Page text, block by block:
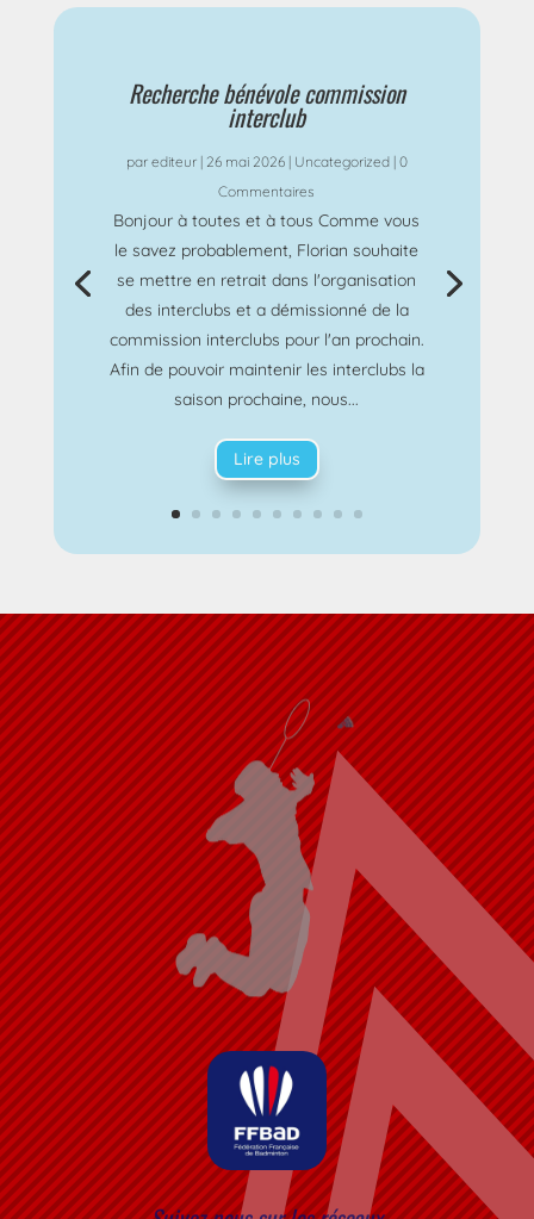
Recherche bénévole commission
interclub
par editeur| 26 mai 2026| Uncategorized| 0
Commentaires
Bonjour à toutes et à tous Comme vous
le savez probablement, Florian souhaite
se mettre en retrait dans l'organisation
des interclubs et a démissionné de la
commission interclubs pour l'an prochain.
Afin de pouvoir maintenir les interclubs la
saison prochaine, nous...
Lire plus